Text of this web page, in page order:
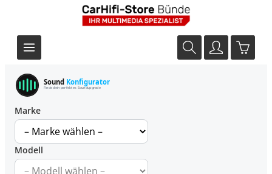
Sound Konfigurator
Finde dein perfektes Soundupgrade
Marke
Modell